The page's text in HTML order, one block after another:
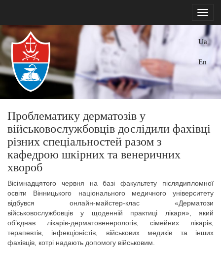
Ua
En
Проблематику дерматозів у
військовослужбовців дослідили фахівці
різних спеціальностей разом з
кафедрою шкірних та венеричних
хвороб
Вісімнадцятого червня на базі факультету післядипломної
освіти Вінницького національного медичного університету
відбувся онлайн-майстер-клас «Дерматози
військовослужбовців у щоденній практиці лікаря», який
об’єднав лікарів-дерматовенерологів, сімейних лікарів,
терапевтів, інфекціоністів, військових медиків та інших
фахівців, котрі надають допомогу військовим.